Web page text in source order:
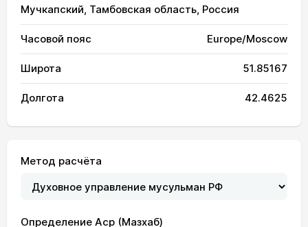
Мучкапский, Тамбовская область, Россия
Часовой пояс Europe/Moscow
Широта 51.85167
Долгота 42.4625
Метод расчёта
Определение Аср (Мазхаб)
04:32 12:17